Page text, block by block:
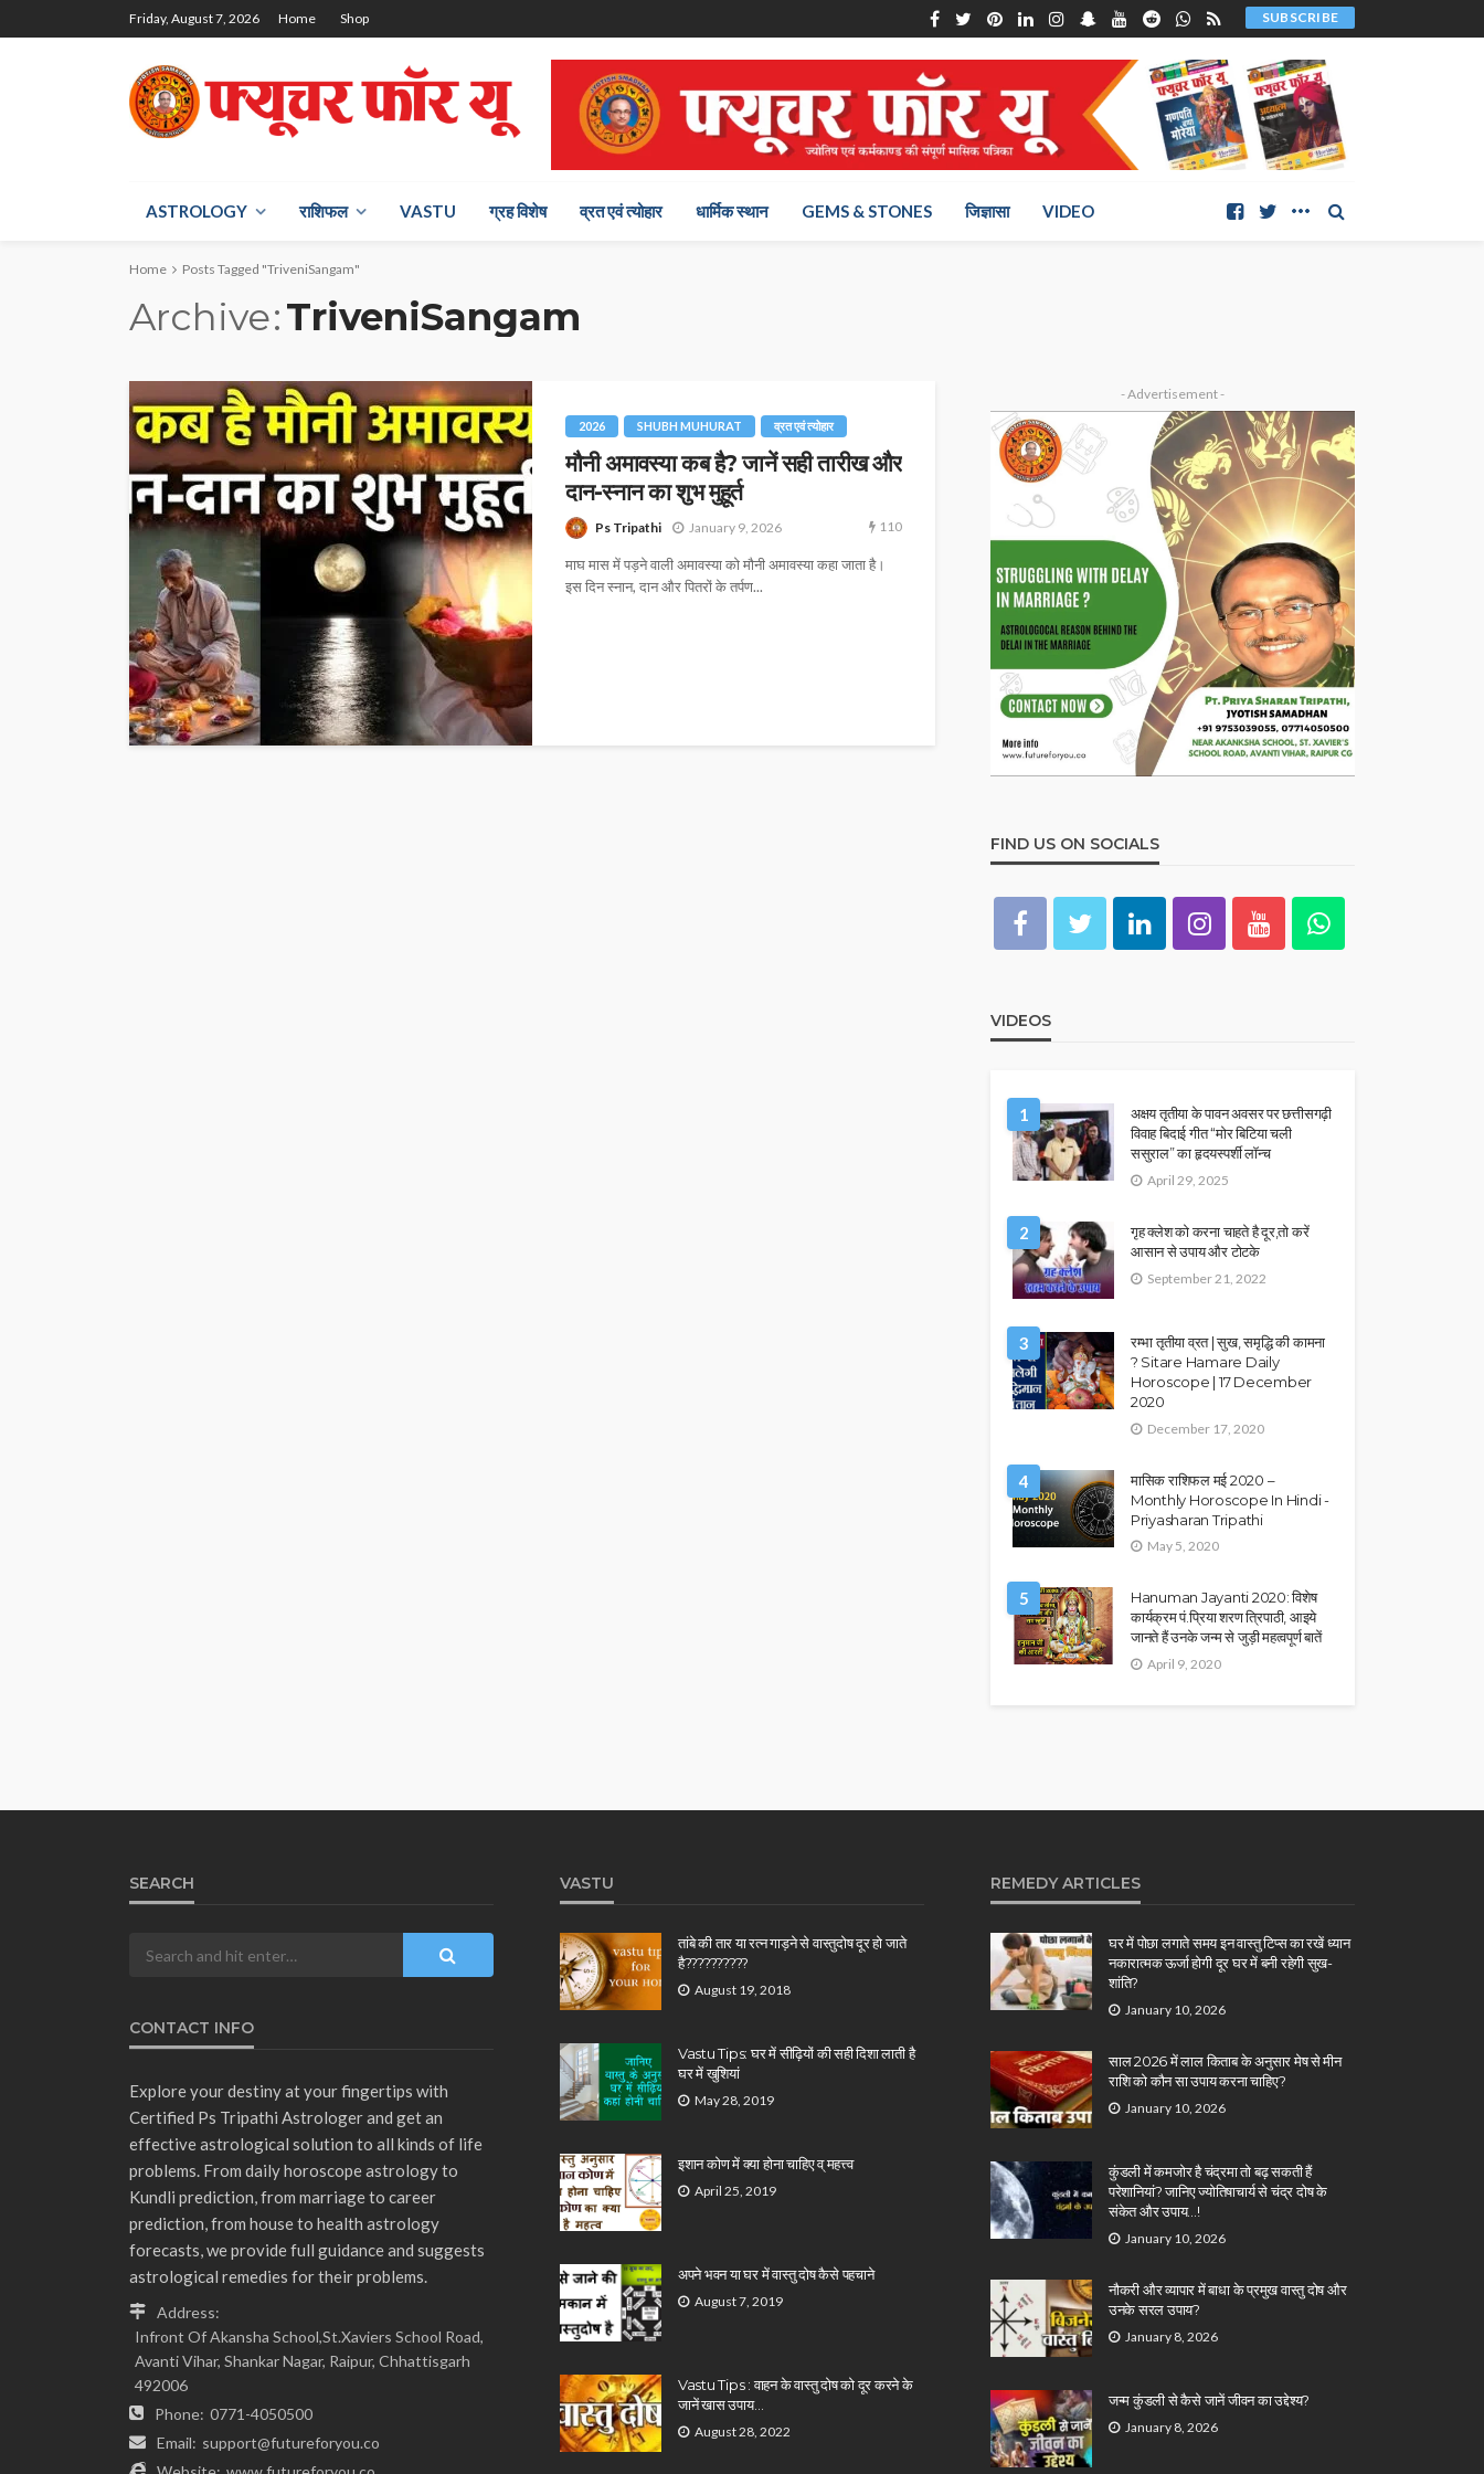
Friday, August 7, 2026 Home Shop SUBSCRIBE
ASTROLOGY राश‍िफल VASTU ग्रह विशेष व्रत एवं त्योहार धार्मिक स्थान GEMS & STONES जिज्ञासा VIDEO
Home Posts Tagged "TriveniSangam"
Archive TriveniSangam
2026 SHUBH MUHURAT व्रत एवं त्योहार
मौनी अमावस्या कब है? जानें सही तारीख और
दान-स्नान का शुभ मुहूर्त
Ps Tripathi January 9, 2026 110
माघ मास में पड़ने वाली अमावस्या को मौनी अमावस्या कहा जाता है।
इस दिन स्नान, दान और पितरों के तर्पण...
- Advertisement -
FIND US ON SOCIALS
VIDEOS
1
अक्षय तृतीया के पावन अवसर पर छत्तीसगढ़ी
विवाह बिदाई गीत “मोर बिटिया चली
ससुराल” का हृदयस्पर्शी लॉन्च
April 29, 2025
2
गृह क्लेश को करना चाहते है दूर,तो करें
आसान से उपाय और टोटके
September 21, 2022
3
रम्भा तृतीया व्रत | सुख, समृद्धि की कामना
? Sitare Hamare Daily
Horoscope | 17 December
2020
December 17, 2020
4
मासिक राशिफल मई 2020 –
Monthly Horoscope In Hindi -
Priyasharan Tripathi
May 5, 2020
5
Hanuman Jayanti 2020: विशेष
कार्यक्रम पं.प्रिया शरण त्रिपाठी, आइये
जानते हैं उनके जन्म से जुड़ी महत्वपूर्ण बातें
April 9, 2020
SEARCH
CONTACT INFO
Explore your destiny at your fingertips with
Certified Ps Tripathi Astrologer and get an
effective astrological solution to all kinds of life
problems. From daily horoscope astrology to
Kundli prediction, from marriage to career
prediction, from house to health astrology
forecasts, we provide full guidance and suggests
astrological remedies for their problems.
Address:
Infront Of Akansha School,St.Xaviers School Road,
Avanti Vihar, Shankar Nagar, Raipur, Chhattisgarh
492006
Phone: 0771-4050500
Email: support@futureforyou.co
VASTU
तांबे की तार या रत्न गाड़ने से वास्तुदोष दूर हो जाते
है??????????
August 19, 2018
Vastu Tips: घर में सीढ़ियों की सही दिशा लाती है
घर में खुशियां
May 28, 2019
इशान कोण में क्या होना चाहिए व् महत्त्व
April 25, 2019
अपने भवन या घर में वास्तु दोष कैसे पहचाने
August 7, 2019
Vastu Tips : वाहन के वास्तु दोष को दूर करने के
जानें खास उपाय…
August 28, 2022
REMEDY ARTICLES
घर में पोछा लगाते समय इन वास्तु टिप्स का रखें ध्यान
नकारात्मक ऊर्जा होगी दूर घर में बनी रहेगी सुख-
शांति?
January 10, 2026
साल 2026 में लाल किताब के अनुसार मेष से मीन
राशि को कौन सा उपाय करना चाहिए?
January 10, 2026
कुंडली में कमजोर है चंद्रमा तो बढ़ सकती हैं
परेशानियां? जानिए ज्योतिषाचार्य से चंद्र दोष के
संकेत और उपाय…!
January 10, 2026
नौकरी और व्यापार में बाधा के प्रमुख वास्तु दोष और
उनके सरल उपाय?
January 8, 2026
जन्म कुंडली से कैसे जानें जीवन का उद्देश्य?
January 8, 2026